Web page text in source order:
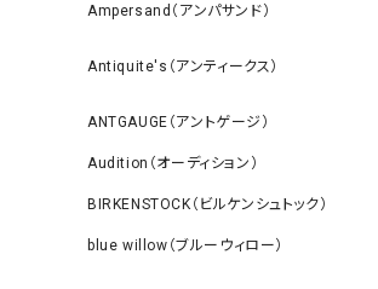
Ampersand（アンパサンド）
Antiquite's（アンティークス）
ANTGAUGE（アントゲージ）
Audition（オーディション）
BIRKENSTOCK（ビルケンシュトック）
blue willow（ブルーウィロー）